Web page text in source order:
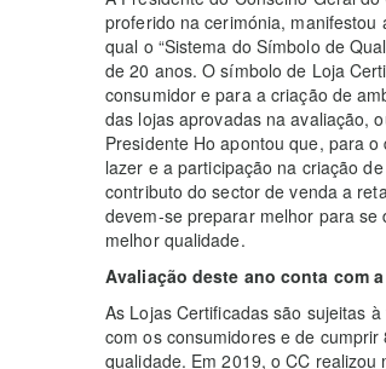
proferido na cerimónia,
qual o “Sistema do Símbolo de
de 20 anos. O símbolo de Loja
consumidor e para a criação de
das lojas aprovadas na avaliação,
Presidente Ho apontou que, para
lazer e a participação na criação
contributo do sector de venda a
devem-se preparar melhor para
melhor qualidade.
Avaliação deste ano conta com
As Lojas Certificadas são sujeitas
com os consumidores e de
qualidade. Em 2019, o CC